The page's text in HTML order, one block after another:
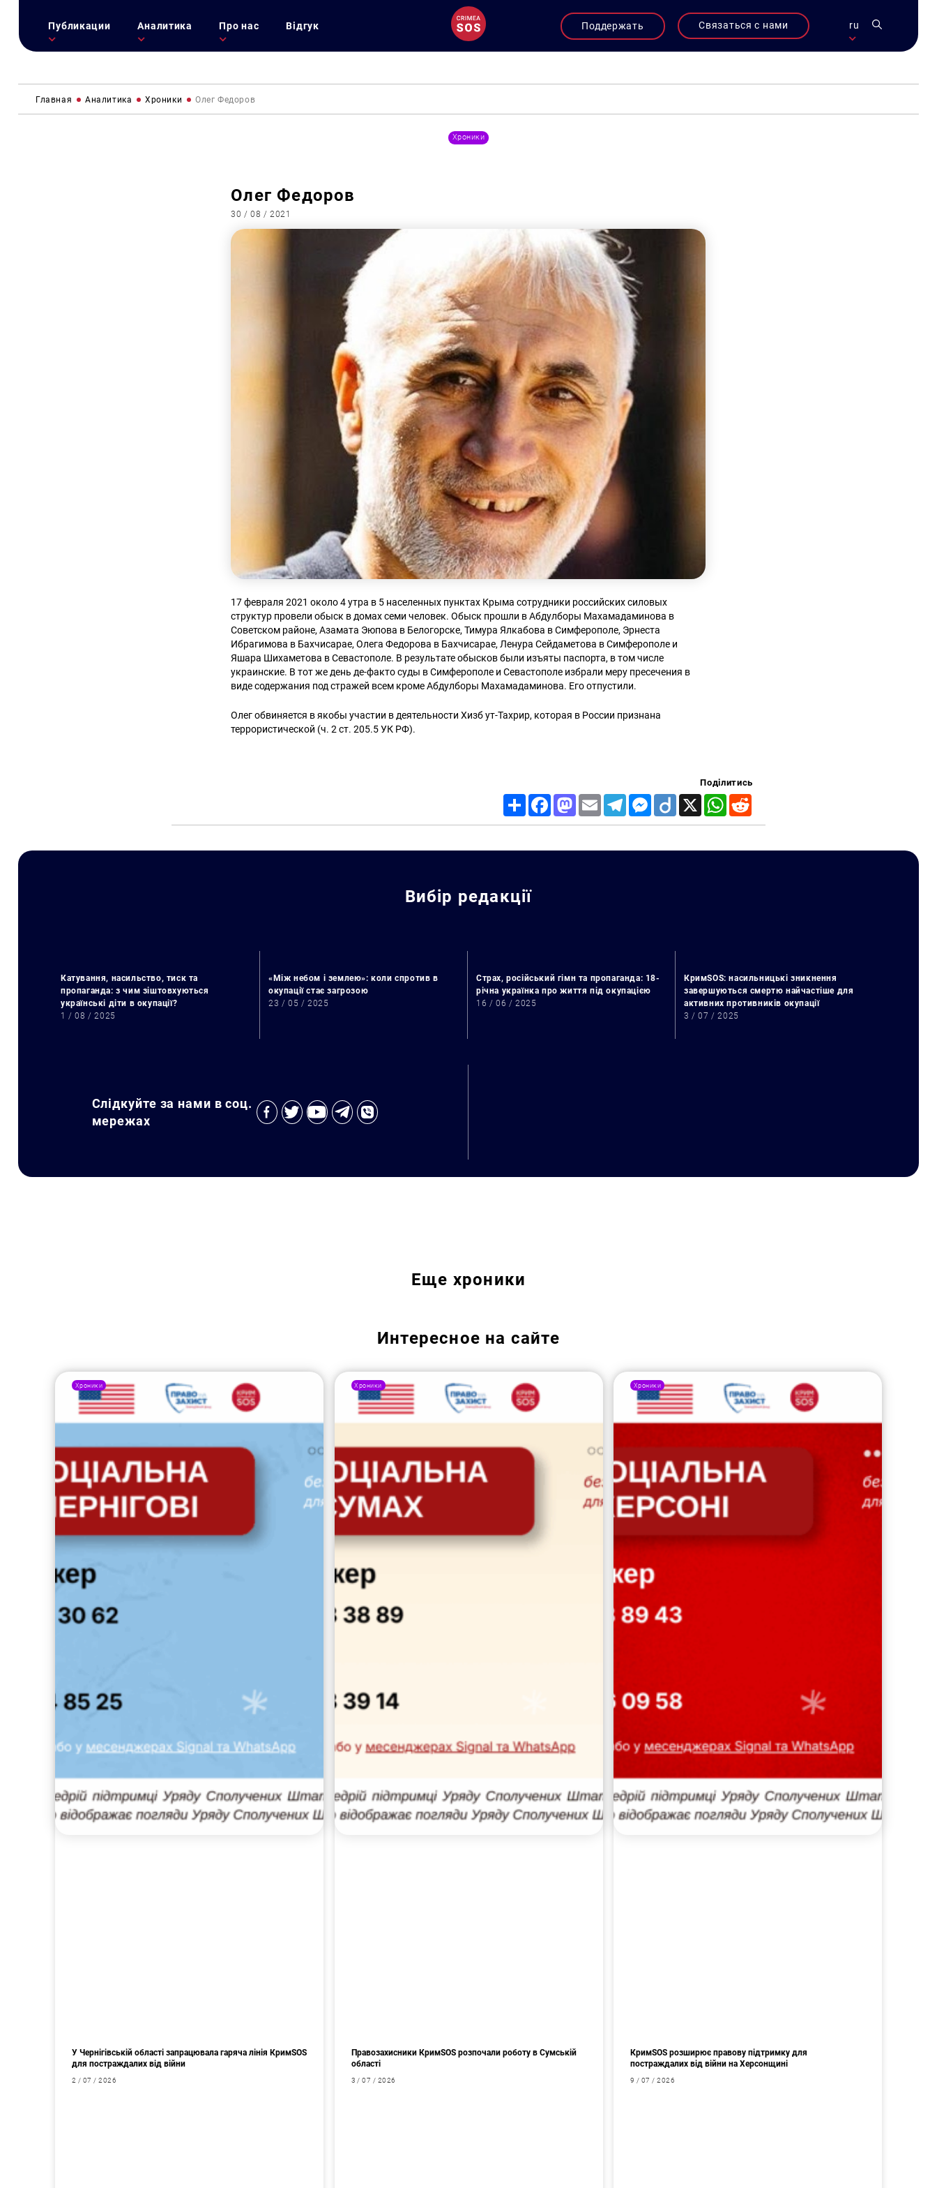
Публикации Аналитика Про нас Відгук Поддержать Связаться с нами ru
Главная Аналитика Хроники Олег Федоров
Хроники
Олег Федоров
30 / 08 / 2021
17 февраля 2021 около 4 утра в 5 населенных пунктах Крыма сотрудники российских силовых
структур провели обыск в домах семи человек. Обыск прошли в Абдулборы Махамадаминова в
Советском районе, Азамата Эюпова в Белогорске, Тимура Ялкабова в Симферополе, Эрнеста
Ибрагимова в Бахчисарае, Олега Федорова в Бахчисарае, Ленура Сейдаметова в Симферополе и
Яшара Шихаметова в Севастополе. В результате обысков были изъяты паспорта, в том числе
украинские. В тот же день де-факто суды в Симферополе и Севастополе избрали меру пресечения в
виде содержания под стражей всем кроме Абдулборы Махамадаминова. Его отпустили.
Олег обвиняется в якобы участии в деятельности Хизб ут-Тахрир, которая в России признана
террористической (ч. 2 ст. 205.5 УК РФ).
Поділитись
Share FacebookMastodon
Email TelegramMessenger
Diigo X WhatsApp
Вибір редакції
Катування, насильство, тиск та
пропаганда: з чим зіштовхуються
українські діти в окупації?
1 / 08 / 2025
«Між небом і землею»: коли спротив в
окупації стає загрозою
23 / 05 / 2025
Страх, російський гімн та пропаганда: 18-
річна українка про життя під окупацією
16 / 06 / 2025
КримSOS: насильницькі зникнення
завершуються смертю найчастіше для
активних противників окупації
3 / 07 / 2025
Слідкуйте за нами в соц.
мережах
Еще хроники
Интересное на сайте
Хроники
У Чернігівській області запрацювала гаряча лінія КримSOS
для постраждалих від війни
2 / 07 / 2026
Хроники
Правозахисники КримSOS розпочали роботу в Сумській
області
3 / 07 / 2026
Хроники
КримSOS розширює правову підтримку для
постраждалих від війни на Херсонщині
9 / 07 / 2026